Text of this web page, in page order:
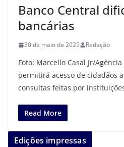
Banco Central
bancárias
30 de maio de 2025 Redação
Foto: Marcello Casal Jr/
permitirá acesso de cidadãos
consultas feitas por
Read More
Edições impressas